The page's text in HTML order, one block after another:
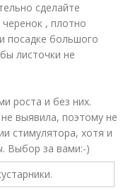
сделайте
, плотно
посадке большого
листочки не
роста и без них.
выявила, поэтому не
стимулятора, хотя и
Выбор за вами:-)